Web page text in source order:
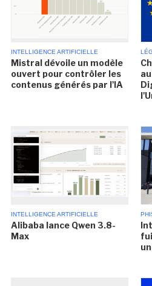
INTELLIGENCE ARTIFICIELLE
Mistral dévoile un modèle
ouvert pour contrôler les
contenus générés par l'IA
INTELLIGENCE ARTIFICIELLE
Alibaba lance Qwen 3.8-
Max